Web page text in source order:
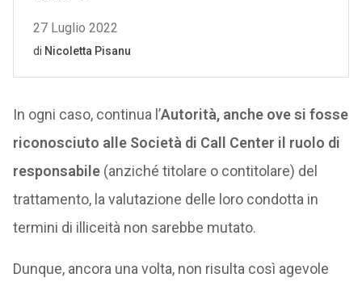
In ogni caso, continua l’Autorità, anche ove si fosse
riconosciuto alle Società di Call Center il ruolo di
responsabile(anziché titolare o contitolare) del
trattamento, la valutazione delle loro condotta in
termini di illiceità non sarebbe mutato.
Dunque, ancora una volta, non risulta così agevole